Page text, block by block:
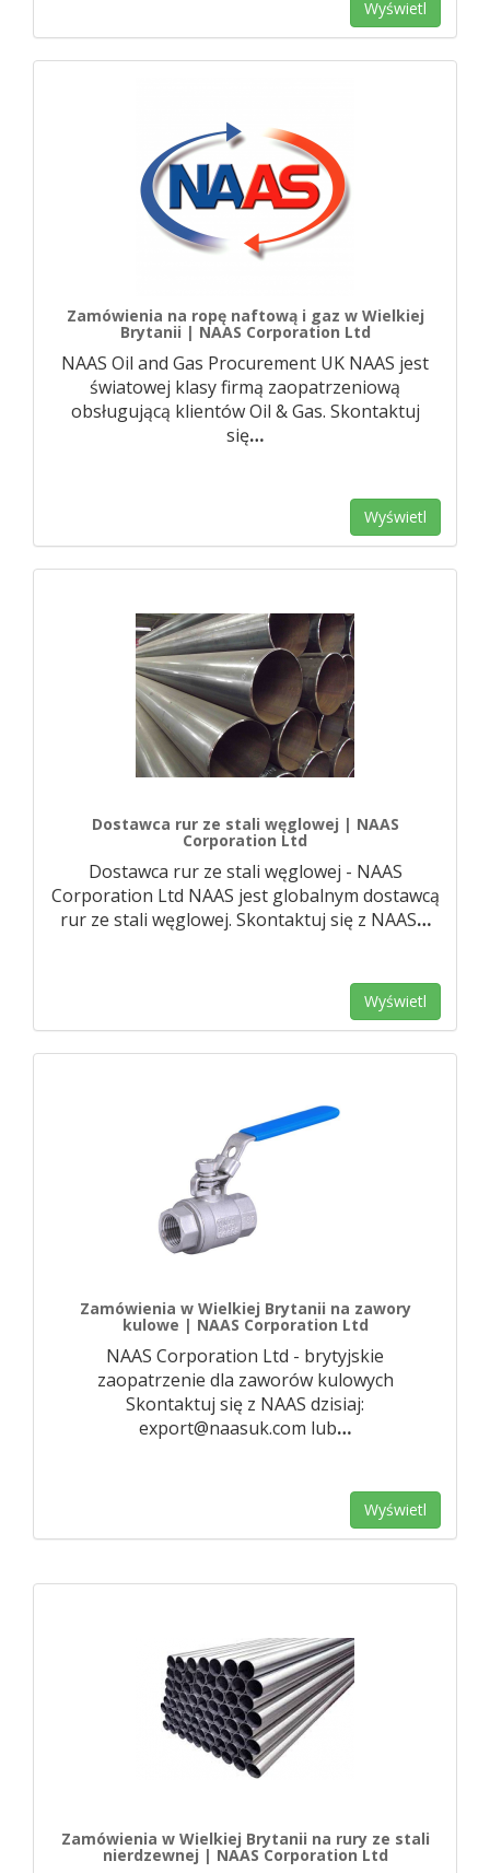
Wyświetl
Zamówienia na ropę naftową i gaz w Wielkiej
Brytanii | NAAS Corporation Ltd
NAAS Oil and Gas Procurement UK NAAS jest
światowej klasy firmą zaopatrzeniową
obsługującą klientów Oil & Gas. Skontaktuj
się…
Wyświetl
Dostawca rur ze stali węglowej | NAAS
Corporation Ltd
Dostawca rur ze stali węglowej - NAAS
Corporation Ltd NAAS jest globalnym dostawcą
rur ze stali węglowej. Skontaktuj się z NAAS…
Wyświetl
Zamówienia w Wielkiej Brytanii na zawory
kulowe | NAAS Corporation Ltd
NAAS Corporation Ltd - brytyjskie
zaopatrzenie dla zaworów kulowych
Skontaktuj się z NAAS dzisiaj:
export@naasuk.com lub…
Wyświetl
Zamówienia w Wielkiej Brytanii na rury ze stali
nierdzewnej | NAAS Corporation Ltd